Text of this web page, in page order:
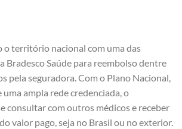
território nacional com uma das
Bradesco Saúde para reembolso dentre
pela seguradora. Com o Plano Nacional,
ampla rede credenciada, o
consultar com outros médicos e receber
valor pago, seja no Brasil ou no exterior.